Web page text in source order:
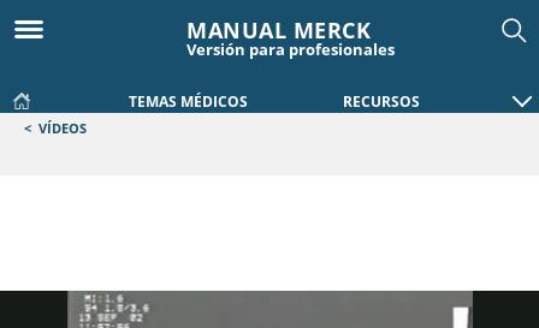
MANUAL MERCK
Versión para profesionales
TEMAS MÉDICOS RECURSOS
< VÍDEOS